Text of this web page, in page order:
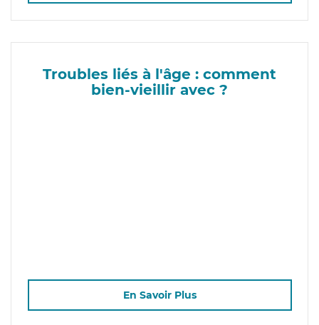
Troubles liés à l'âge : comment
bien-vieillir avec ?
En Savoir Plus